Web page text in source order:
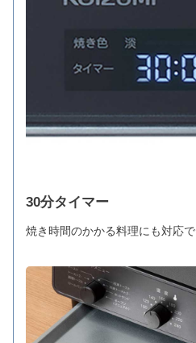
30分タイマー
焼き時間のかかる料理にも対応で